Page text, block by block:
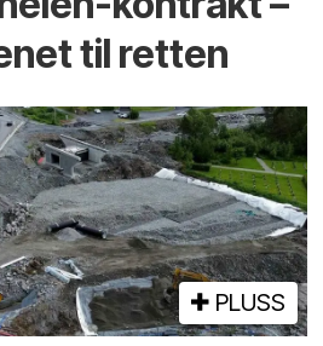
til retten
PLUSS